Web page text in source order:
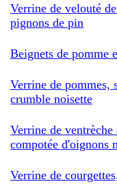
Verrine de velouté
pignons de pin
Beignets de pomme
Verrine de pommes,
crumble noisette
Verrine de
compotée d'oignons
Verrine de